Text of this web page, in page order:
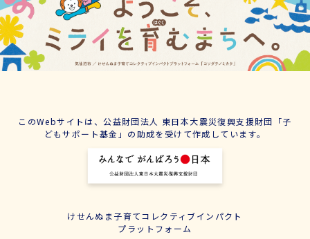
このWebサイトは、公益財団法人 東日本大震災復興支援財団「子
どもサポート基金」の助成を受けて作成しています。
けせんぬま子育てコレクティブインパクト
プラットフォーム